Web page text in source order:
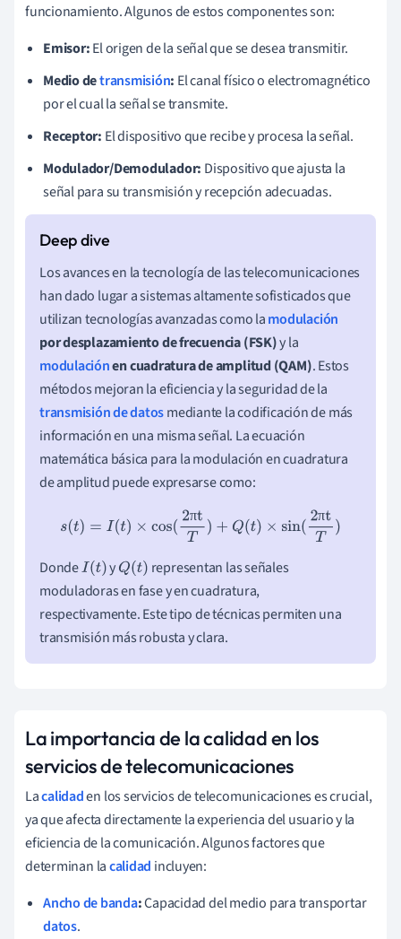
funcionamiento. Algunos de estos componentes son:
Emisor:El origen de la señal que se desea transmitir.
Medio detransmisión: El canal físico o electromagnético
por el cual la señal se transmite.
Receptor: El dispositivo que recibe y procesa la señal.
Modulador/Demodulador: Dispositivo que ajusta la
señal para su transmisión y recepción adecuadas.
Los avances en la tecnología de las telecomunicaciones
han dado lugar a sistemas altamente sofisticados que
utilizan tecnologías avanzadas como lamodulación
por desplazamiento de frecuencia (FSK)y la
modulaciónen cuadratura de amplitud (QAM). Estos
métodos mejoran la eficiencia y la seguridad de la
transmisión de datosmediante la codificación de más
información en una misma señal. La ecuación
matemática básica para la modulación en cuadratura
de amplitud puede expresarse como:
π π
s(t)=I t)×cos(2πtT )+ Q t)×sin 2πtT)
DondeI(t) yQ(t) representan las señales
moduladoras en fase y en cuadratura,
respectivamente. Este tipo de técnicas permiten una
transmisión más robusta y clara.
La importancia de la calidad en los
servicios de telecomunicaciones
Lacalidaden los servicios de telecomunicaciones es crucial,
ya que afecta directamente la experiencia del usuario y la
eficiencia de la comunicación. Algunos factores que
determinan lacalidad incluyen:
Ancho de banda:Capacidad del medio para transportar
datos.